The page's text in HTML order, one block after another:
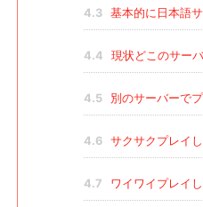
4.3 基本的に日本語
4.4 現状どこのサー
4.5 別のサーバーで
4.6 サクサクプレイ
4.7 ワイワイプレイ